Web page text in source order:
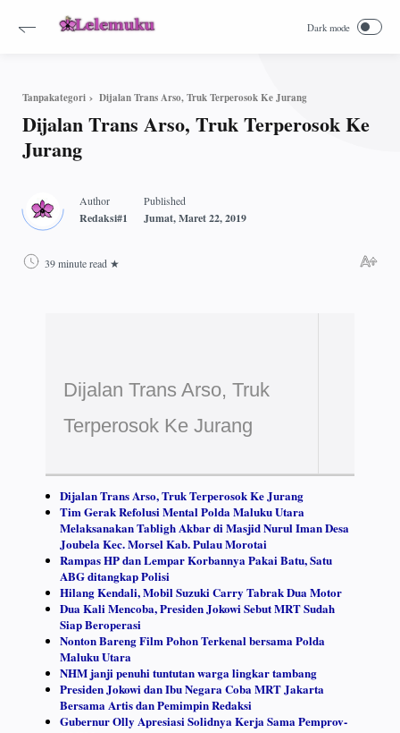
Tanpakategori Dijalan Trans Arso, Truk Terperosok Ke Jurang
Dijalan Trans Arso, Truk Terperosok Ke
Jurang
39 minute read
Dijalan Trans Arso, Truk
Terperosok Ke Jurang
Dijalan Trans Arso, Truk Terperosok Ke Jurang
Tim Gerak Refolusi Mental Polda Maluku Utara
Melaksanakan Tabligh Akbar di Masjid Nurul Iman Desa
Joubela Kec. Morsel Kab. Pulau Morotai
Rampas HP dan Lempar Korbannya Pakai Batu, Satu
ABG ditangkap Polisi
Hilang Kendali, Mobil Suzuki Carry Tabrak Dua Motor
Dua Kali Mencoba, Presiden Jokowi Sebut MRT Sudah
Siap Beroperasi
Nonton Bareng Film Pohon Terkenal bersama Polda
Maluku Utara
NHM janji penuhi tuntutan warga lingkar tambang
Presiden Jokowi dan Ibu Negara Coba MRT Jakarta
Bersama Artis dan Pemimpin Redaksi
Gubernur Olly Apresiasi Solidnya Kerja Sama Pemprov-